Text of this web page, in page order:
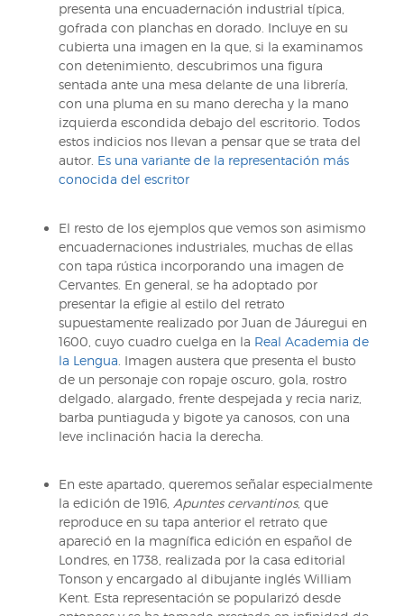
presenta una encuadernación industrial típica,
gofrada con planchas en dorado. Incluye en su
cubierta una imagen en la que, si la examinamos
con detenimiento, descubrimos una figura
sentada ante una mesa delante de una librería,
con una pluma en su mano derecha y la mano
izquierda escondida debajo del escritorio. Todos
estos indicios nos llevan a pensar que se trata del
autor. Es una variante de la representación más
conocida del escritor
El resto de los ejemplos que vemos son asimismo
encuadernaciones industriales, muchas de ellas
con tapa rústica incorporando una imagen de
Cervantes. En general, se ha adoptado por
presentar la efigie al estilo del retrato
supuestamente realizado por Juan de Jáuregui en
1600, cuyo cuadro cuelga en la Real Academia de
la Lengua . Imagen austera que presenta el busto
de un personaje con ropaje oscuro, gola, rostro
delgado, alargado, frente despejada y recia nariz,
barba puntiaguda y bigote ya canosos, con una
leve inclinación hacia la derecha.
En este apartado, queremos señalar especialmente
la edición de 1916, Apuntes cervantinos, que
reproduce en su tapa anterior el retrato que
apareció en la magnífica edición en español de
Londres, en 1738, realizada por la casa editorial
Tonson y encargado al dibujante inglés William
Kent. Esta representación se popularizó desde